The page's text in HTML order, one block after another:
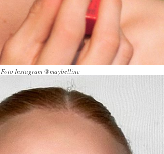
Foto Instagram @maybelline